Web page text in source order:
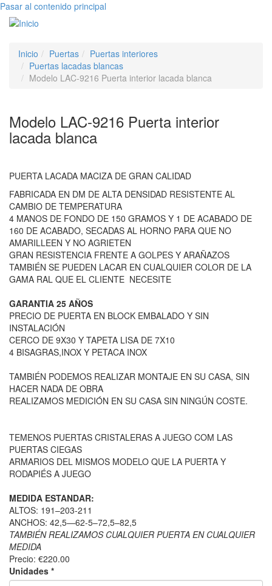
Pasar al contenido principal
Inicio
Puertas
Puertas interiores
Puertas lacadas blancas
Modelo LAC-9216 Puerta interior lacada blanca
Modelo LAC-9216 Puerta interior
lacada blanca
PUERTA LACADA MACIZA DE GRAN CALIDAD
FABRICADA EN DM DE ALTA DENSIDAD RESISTENTE AL
CAMBIO DE TEMPERATURA
4 MANOS DE FONDO DE 150 GRAMOS Y 1 DE ACABADO DE
160 DE ACABADO, SECADAS AL HORNO PARA QUE NO
AMARILLEEN Y NO AGRIETEN
GRAN RESISTENCIA FRENTE A GOLPES Y ARAÑAZOS
TAMBIÉN SE PUEDEN LACAR EN CUALQUIER COLOR DE LA
GAMA RAL QUE EL CLIENTE NECESITE
GARANTIA 25 AÑOS
PRECIO DE PUERTA EN BLOCK EMBALADO Y SIN
INSTALACIÓN
CERCO DE 9X30 Y TAPETA LISA DE 7X10
4 BISAGRAS,INOX Y PETACA INOX
TAMBIÉN PODEMOS REALIZAR MONTAJE EN SU CASA, SIN
HACER NADA DE OBRA
REALIZAMOS MEDICIÓN EN SU CASA SIN NINGÚN COSTE.
TEMENOS PUERTAS CRISTALERAS A JUEGO COM LAS
PUERTAS CIEGAS
ARMARIOS DEL MISMOS MODELO QUE LA PUERTA Y
RODAPIÉS A JUEGO
MEDIDA ESTANDAR:
ALTOS: 191–203-211
ANCHOS: 42,5—62-5–72,5–82,5
TAMBIÉN REALIZAMOS CUALQUIER PUERTA EN CUALQUIER
MEDIDA
Precio: €220.00
Unidades *